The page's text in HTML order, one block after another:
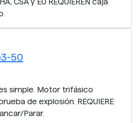
50
simple. Motor trifásico
de explosión. REQUIERE
Parar.